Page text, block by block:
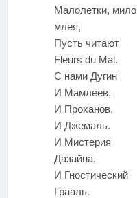
Малолетки, мило
млея,
Пусть читают
Fleurs du Mal.
С нами Дугин
И Мамлеев,
И Проханов,
И Джемаль.
И Мистерия
Дазайна,
И Гностический
Грааль.